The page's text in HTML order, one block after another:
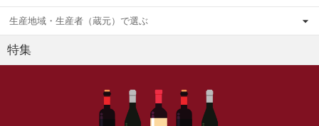
生産地域・生産者（蔵元）で選ぶ
特集